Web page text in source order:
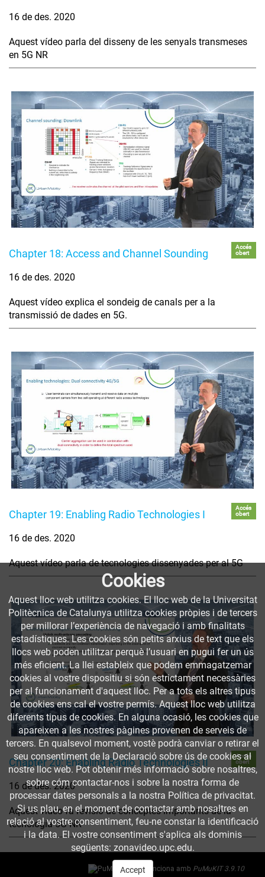
16 de des. 2020
Aquest vídeo parla del disseny de les senyals transmeses
en 5G NR
Chapter 18: Access and Channel Sounding
Accés
obert
16 de des. 2020
Aquest vídeo explica el sondeig de canals per a la
transmissió de dades en 5G.
Chapter 19: Enabling Radio Technologies I
Accés
obert
16 de des. 2020
Aquest vídeo parla de tecnologies dissenyades per al 5G
Chapter 20: Enabling Radio Technologies II
Accés
obert
16 de des. 2020
Aquest vídeo fa revisió de conceptes importants de la
tecnologia 5G NR
Cookies
Aquest lloc web utilitza cookies. El lloc web de la Universitat
Politècnica de Catalunya utilitza cookies pròpies i de tercers
per millorar l’experiència de navegació i amb finalitats
estadístiques. Les cookies són petits arxius de text que els
llocs web poden utilitzar perquè l’usuari en pugui fer un ús
més eficient. La llei estableix que podem emmagatzemar
cookies al vostre dispositiu si són estrictament necessàries
per al funcionament d'aquest lloc. Per a tots els altres tipus
de cookies ens cal el vostre permís. Aquest lloc web utilitza
diferents tipus de cookies. En alguna ocasió, les cookies que
apareixen a les nostres pàgines provenen de serveis de
tercers. En qualsevol moment, vostè podrà canviar o retirar el
seu consentiment de la Declaració sobre ús de cookies al
nostre lloc web. Pot obtenir més informació sobre nosaltres,
sobre cóm contactar-nos i sobre la nostra forma de
processar dates personals a la nostra Política de privacitat.
Si us plau, en el moment de contactar amb nosaltres en
relació al vostre consentiment, feu-ne constar la identificació
i la data. El vostre consentiment s'aplica als dominis
següents: zonavideo.upc.edu.
AcceptFunciona amb PuMuKIT 3.9.10